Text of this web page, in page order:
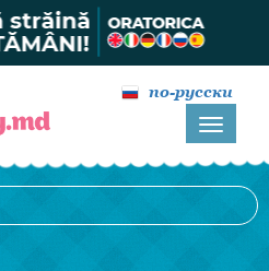
по-русски